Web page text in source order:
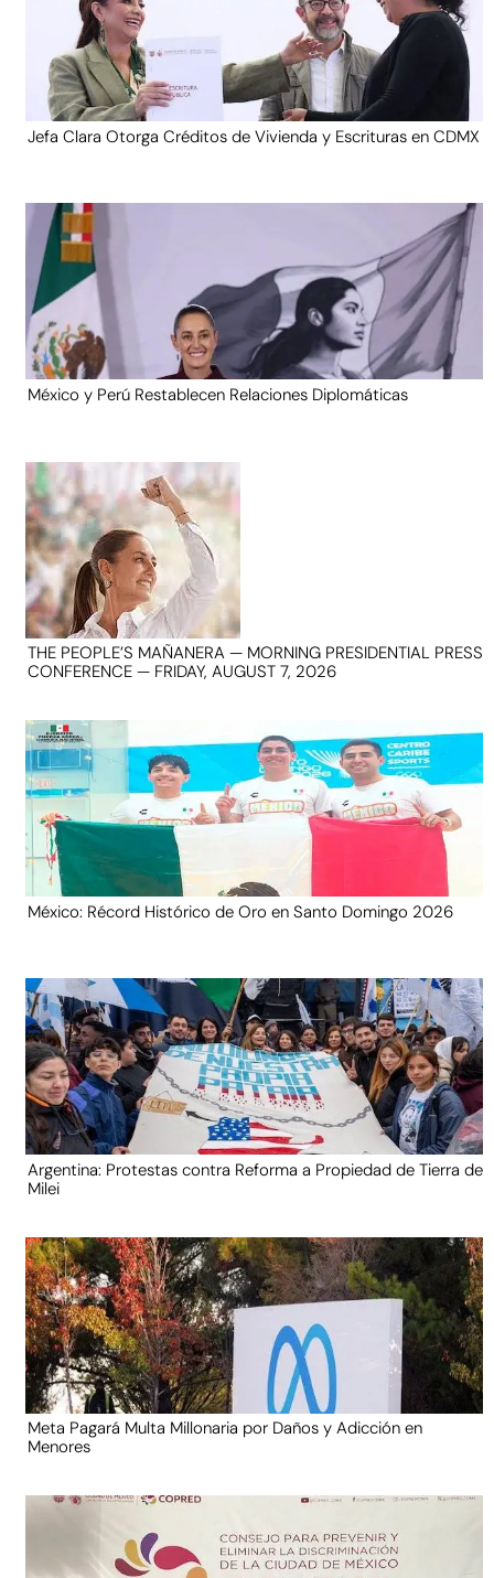
Jefa Clara Otorga Créditos de Vivienda y Escrituras en CDMX
México y Perú Restablecen Relaciones Diplomáticas
THE PEOPLE’S MAÑANERA — MORNING PRESIDENTIAL PRESS
CONFERENCE — FRIDAY, AUGUST 7, 2026
México: Récord Histórico de Oro en Santo Domingo 2026
Argentina: Protestas contra Reforma a Propiedad de Tierra de
Milei
Meta Pagará Multa Millonaria por Daños y Adicción en
Menores